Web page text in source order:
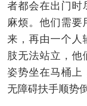
者都会在出门时
麻烦。他们需要
来，再由一个人
肢无法站立，他
姿势坐在马桶上
无障碍扶手顺势